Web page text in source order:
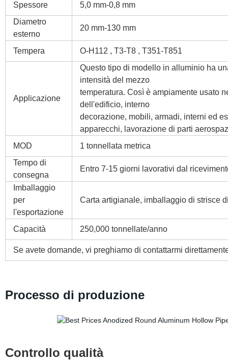
Spessore
5,0 mm-0,8 mm
Diametro
esterno
20 mm-130 mm
Tempera O-H112 , T3-T8 , T351-T851
Applicazione
Questo tipo di modello in alluminio ha
intensità del mezzo
temperatura. Così è ampiamente usato
dell'edificio, interno
decorazione, mobili, armadi, interni ed
apparecchi, lavorazione di parti
MOD
1 tonnellata metrica
Tempo di
consegna
Entro 7-15 giorni lavorativi dal
Imballaggio
per
l'esportazione
Carta artigianale, imballaggio di strisce
Capacità 250,000 tonnellate/anno
Se avete domande, vi preghiamo di contattarmi
Processo di produzione
Controllo qualità